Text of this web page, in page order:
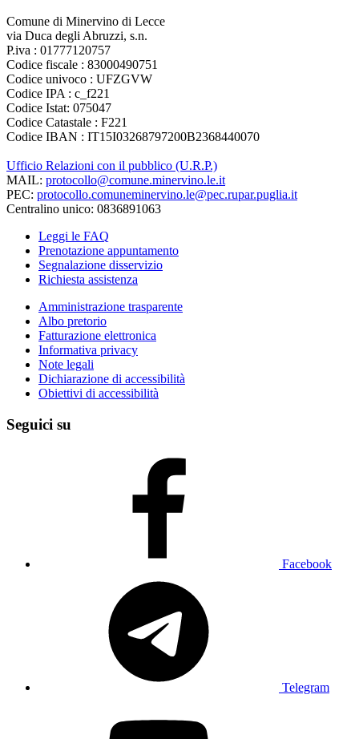
Comune di Minervino di Lecce
via Duca degli Abruzzi, s.n.
P.iva : 01777120757
Codice fiscale : 83000490751
Codice univoco : UFZGVW
Codice IPA : c_f221
Codice Istat: 075047
Codice Catastale : F221
Codice IBAN : IT15I03268797200B2368440070
Ufficio Relazioni con il pubblico (U.R.P.)
MAIL: protocollo@comune.minervino.le.it
PEC: protocollo.comuneminervino.le@pec.rupar.puglia.it
Centralino unico: 0836891063
Leggi le FAQ
Prenotazione appuntamento
Segnalazione disservizio
Richiesta assistenza
Amministrazione trasparente
Albo pretorio
Fatturazione elettronica
Informativa privacy
Note legali
Dichiarazione di accessibilità
Obiettivi di accessibilità
Seguici su
Facebook
Telegram